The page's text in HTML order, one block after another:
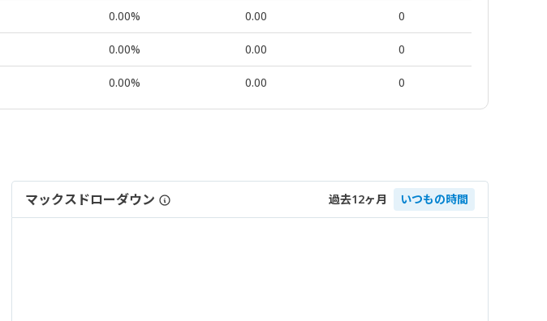
0.00% 0.00 0
0.00% 0.00 0
0.00% 0.00 0
マックスドローダウン 過去12ヶ月 いつもの時間